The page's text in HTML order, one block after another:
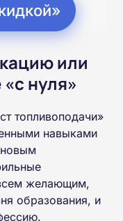
или
нуля»
топливоподачи»
навыками
желающим,
образования, и